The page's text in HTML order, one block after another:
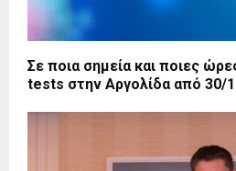
Σε ποια σημεία και ποιες
tests στην Αργολίδα από 30/